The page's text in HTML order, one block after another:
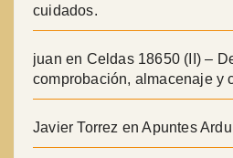
cuidados.
juan en Celdas 18650 (II) –
comprobación, almacenaje y
Javier Torrez enApuntes